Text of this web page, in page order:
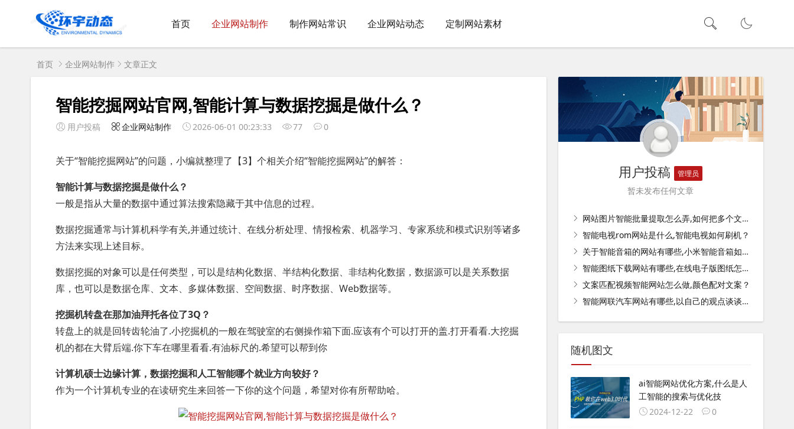
首页 企业网站制作 制作网站常识 企业网站动态 定制网站素材
首页 企业网站制作 文章正文
智能挖掘网站官网,智能计算与数据挖掘是做什么？
用户投稿 企业网站制作 2026-06-01 00:23:33 77 0
关于“智能挖掘网站”的问题，小编就整理了【3】个相关介绍“智能挖掘网站”的解答：
智能计算与数据挖掘是做什么？
一般是指从大量的数据中通过算法搜索隐藏于其中信息的过程。
数据挖掘通常与计算机科学有关,并通过统计、在线分析处理、情报检索、机器学习、专家系统和模式识别等诸多
方法来实现上述目标。
数据挖掘的对象可以是任何类型，可以是结构化数据、半结构化数据、非结构化数据，数据源可以是关系数据
库，也可以是数据仓库、文本、多媒体数据、空间数据、时序数据、Web数据等。
挖掘机转盘在那加油拜托各位了3Q？
转盘上的就是回转齿轮油了.小挖掘机的一般在驾驶室的右侧操作箱下面.应该有个可以打开的盖.打开看看.大挖掘
机的都在大臂后端.你下车在哪里看看.有油标尺的.希望可以帮到你
计算机硕士边缘计算，数据挖掘和人工智能哪个就业方向较好？
作为一个计算机专业的在读研究生来回答一下你的这个问题，希望对你有所帮助哈。
用户投稿 管理员
暂未发布任何文章
网站图片智能批量提取怎么弄,如何把多个文件夹的图片一键提取？
智能电视rom网站是什么,智能电视如何刷机？
关于智能音箱的网站有哪些,小米智能音箱如何控制家里的灯？
智能图纸下载网站有哪些,在线电子版图纸怎么下载？
文案匹配视频智能网站怎么做,颜色配对文案？
智能网联汽车网站有哪些,以自己的观点谈谈智能网联汽车未来的发展？
随机图文
ai智能网站优化方案,什么是人
工智能的搜索与优化技
2024-12-22
0